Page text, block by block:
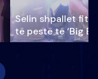
Selin shpallet
të pestë të ‘Big